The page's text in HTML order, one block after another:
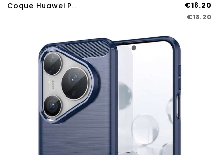
Coque Huawei Pura 80 Pro MOFI €18.20
€18.20